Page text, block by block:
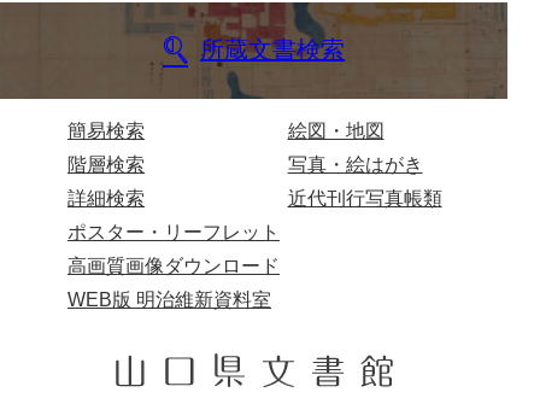
所蔵文書検索
簡易検索
階層検索
詳細検索
絵図・地図
写真・絵はがき
近代刊行写真帳類
ポスター・リーフレット
高画質画像ダウンロード
WEB版 明治維新資料室